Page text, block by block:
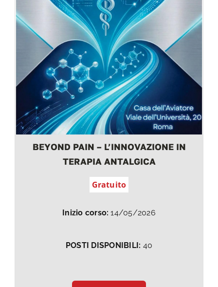
BEYOND PAIN – L’INNOVAZIONE IN
TERAPIA ANTALGICA
Gratuito
Inizio corso:14/05/2026
POSTI DISPONIBILI: 40